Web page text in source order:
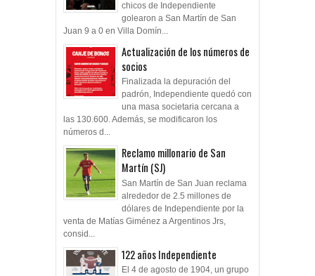
chicos de Independiente
golearon a San Martín de San
Juan 9 a 0 en Villa Domín...
Actualización de los números de
socios
Finalizada la depuración del
padrón, Independiente quedó con
una masa societaria cercana a
las 130.600. Además, se modificaron los
números d...
Reclamo millonario de San
Martín (SJ)
San Martín de San Juan reclama
alrededor de 2.5 millones de
dólares de Independiente por la
venta de Matías Giménez a Argentinos Jrs,
consid...
122 años Independiente
El 4 de agosto de 1904, un grupo